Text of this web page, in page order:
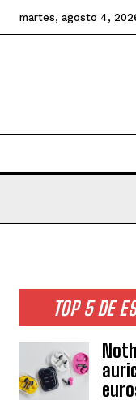
martes, agosto 4,
TOP 5 DE